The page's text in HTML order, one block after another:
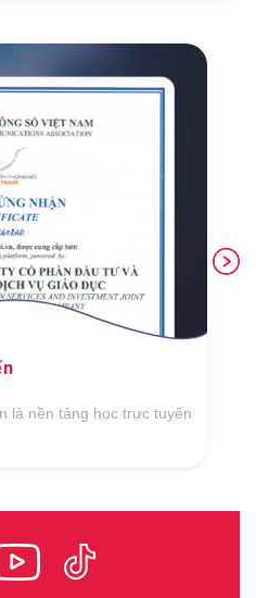
là nền tảng học trực tuyến